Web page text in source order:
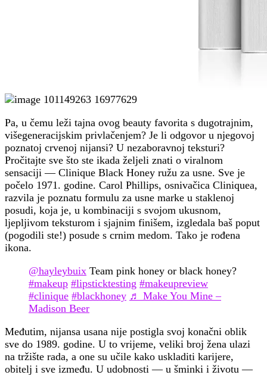
Pa, u čemu leži tajna ovog beauty favorita s dugotrajnim,
višegeneracijskim privlačenjem? Je li odgovor u njegovoj
poznatoj crvenoj nijansi? U nezaboravnoj teksturi?
Pročitajte sve što ste ikada željeli znati o viralnom
sensaciji — Clinique Black Honey ružu za usne. Sve je
počelo 1971. godine. Carol Phillips, osnivačica Cliniquea,
razvila je poznatu formulu za usne marke u staklenoj
posudi, koja je, u kombinaciji s svojom ukusnom,
ljepljivom teksturom i sjajnim finišem, izgledala baš poput
(pogodili ste!) posude s crnim medom. Tako je rođena
ikona.
@hayleybuix Team pink honey or black honey?
#makeup #lipsticktesting #makeupreview
#clinique #blackhoney ♬ Make You Mine –
Madison Beer
Međutim, nijansa usana nije postigla svoj konačni oblik
sve do 1989. godine. U to vrijeme, veliki broj žena ulazi
na tržište rada, a one su učile kako uskladiti karijere,
obitelj i sve između. U udobnosti — u šminki i životu —